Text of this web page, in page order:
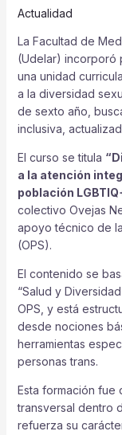
Actualidad
La Facultad de
(Udelar) incorporó
una unidad
a la diversidad
de sexto año,
inclusiva,
El curso se titula
a la atención
población
colectivo Ovejas
apoyo técnico de
(OPS).
El contenido se
“Salud y
OPS, y está
desde nociones
herramientas
personas trans.
Esta formación fue
transversal dentro
refuerza su